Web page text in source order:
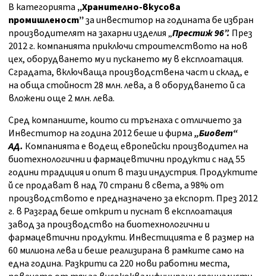
В категорията„Хранително-вкусова
промишленост”за инвеститор на годината бе избран
производителят на захарни изделия „Престиж 96”. През
2012 г. компанията приключи строителството на нов
цех, оборудването му и пускането му в експлоатация.
Сградата, включваща производствена част и склад, е
на обща стойност 28 млн. лева, а в оборудването й са
вложени още 2 млн. лева.
Сред компаниите, които си тръгнаха с отличието за
Инвеститор на година 2012 беше и фирма„Биовет“
АД. Компанията е водещ европейски производител на
биотехнологични и фармацевтични продукти с над 55
години традиция и опит в тази индустрия. Продуктите
й се продават в над 70 страни в света, а 98% от
производството е предназначено за експорт. През 2012
г. в Разград беше открит и пуснат в експлоатация
завод за производство на биотехнологични и
фармацевтични продукти. Инвестицията е в размер на
60 милиона лева и беше реализирана в рамките само на
една година. Разкрити са 220 нови работни места,